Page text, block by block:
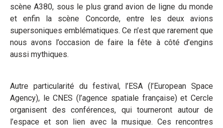
scène A380, sous le plus grand avion de ligne du monde
et enfin la scène Concorde, entre les deux avions
supersoniques emblématiques. Ce n’est que rarement que
nous avons l’occasion de faire la fête à côté d’engins
aussi mythiques.
Autre particularité du festival, l’ESA (l’European Space
Agency), le CNES (l’agence spatiale française) et Cercle
organisent des conférences, qui tourneront autour de
l’espace et son lien avec la musique. Ces rencontres